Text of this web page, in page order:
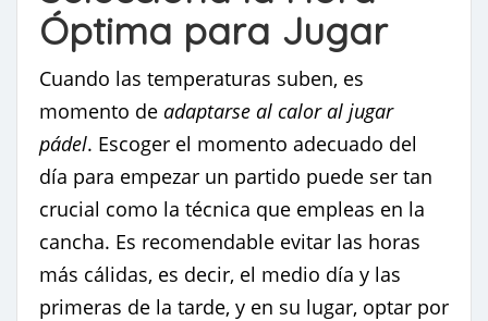
Óptima para Jugar
Cuando las temperaturas suben, es
momento de adaptarse al calor al jugar
pádel. Escoger el momento adecuado del
día para empezar un partido puede ser tan
crucial como la técnica que empleas en la
cancha. Es recomendable evitar las horas
más cálidas, es decir, el medio día y las
primeras de la tarde, y en su lugar, optar por